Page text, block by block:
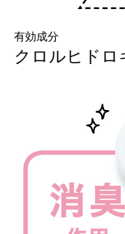
有効成分
クロルヒドロ